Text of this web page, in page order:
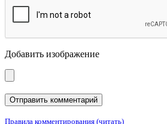
Добавить изображение
Правила комментирования (читать)